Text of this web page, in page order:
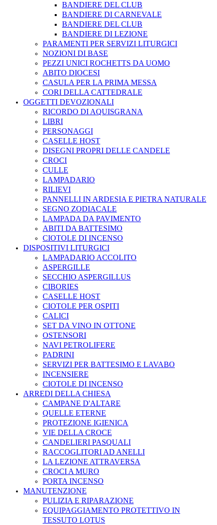
BANDIERE DEL CLUB
BANDIERE DI CARNEVALE
BANDIERE DEL CLUB
BANDIERE DI LEZIONE
PARAMENTI PER SERVIZI LITURGICI
NOZIONI DI BASE
PEZZI UNICI ROCHETTS DA UOMO
ABITO DIOCESI
CASULA PER LA PRIMA MESSA
CORI DELLA CATTEDRALE
OGGETTI DEVOZIONALI
RICORDO DI AQUISGRANA
LIBRI
PERSONAGGI
CASELLE HOST
DISEGNI PROPRI DELLE CANDELE
CROCI
CULLE
LAMPADARIO
RILIEVI
PANNELLI IN ARDESIA E PIETRA NATURALE
SEGNO ZODIACALE
LAMPADA DA PAVIMENTO
ABITI DA BATTESIMO
CIOTOLE DI INCENSO
DISPOSITIVI LITURGICI
LAMPADARIO ACCOLITO
ASPERGILLE
SECCHIO ASPERGILLUS
CIBORIES
CASELLE HOST
CIOTOLE PER OSPITI
CALICI
SET DA VINO IN OTTONE
OSTENSORI
NAVI PETROLIFERE
PADRINI
SERVIZI PER BATTESIMO E LAVABO
INCENSIERE
CIOTOLE DI INCENSO
ARREDI DELLA CHIESA
CAMPANE D'ALTARE
QUELLE ETERNE
PROTEZIONE IGIENICA
VIE DELLA CROCE
CANDELIERI PASQUALI
RACCOGLITORI AD ANELLI
LA LEZIONE ATTRAVERSA
CROCI A MURO
PORTA INCENSO
MANUTENZIONE
PULIZIA E RIPARAZIONE
EQUIPAGGIAMENTO PROTETTIVO IN
TESSUTO LOTUS